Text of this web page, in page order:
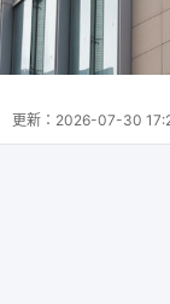
更新： 2026-07-30